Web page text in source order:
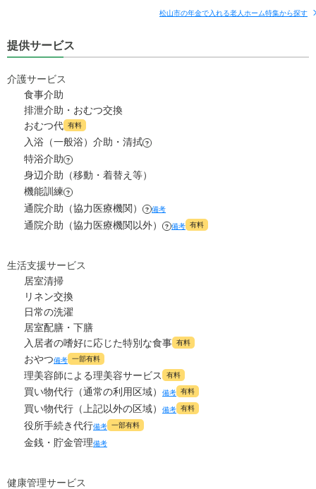
補足情報
月額費用 ? 15.5 万円
家賃
管理費 ?
食費 ?
水道・光熱費
上乗せ介護費 ? 0
介護保険料
松山市の年金で入れる老人ホーム特集から探す
提供サービス
介護サービス
食事介助
排泄介助・おむつ交換
おむつ代 有料
入浴（一般浴）介助・清拭 ?
特浴介助 ?
身辺介助（移動・着替え等）
機能訓練 ?
通院介助（協力医療機関） ? 備考
通院介助（協力医療機関以外） ? 備考 有料
生活支援サービス
居室清掃
リネン交換
日常の洗濯
居室配膳・下膳
入居者の嗜好に応じた特別な食事 有料
おやつ備考 一部有料
理美容師による理美容サービス 有料
買い物代行（通常の利用区域） 備考 有料
買い物代行（上記以外の区域） 備考 有料
役所手続き代行備考 一部有料
金銭・貯金管理備考
健康管理サービス